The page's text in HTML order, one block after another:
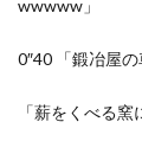
wwwww」
0″40 「鍛冶屋
「薪をくべる